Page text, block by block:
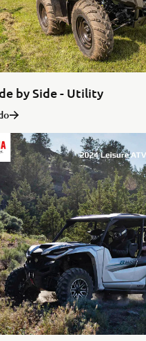
by Side - Utility